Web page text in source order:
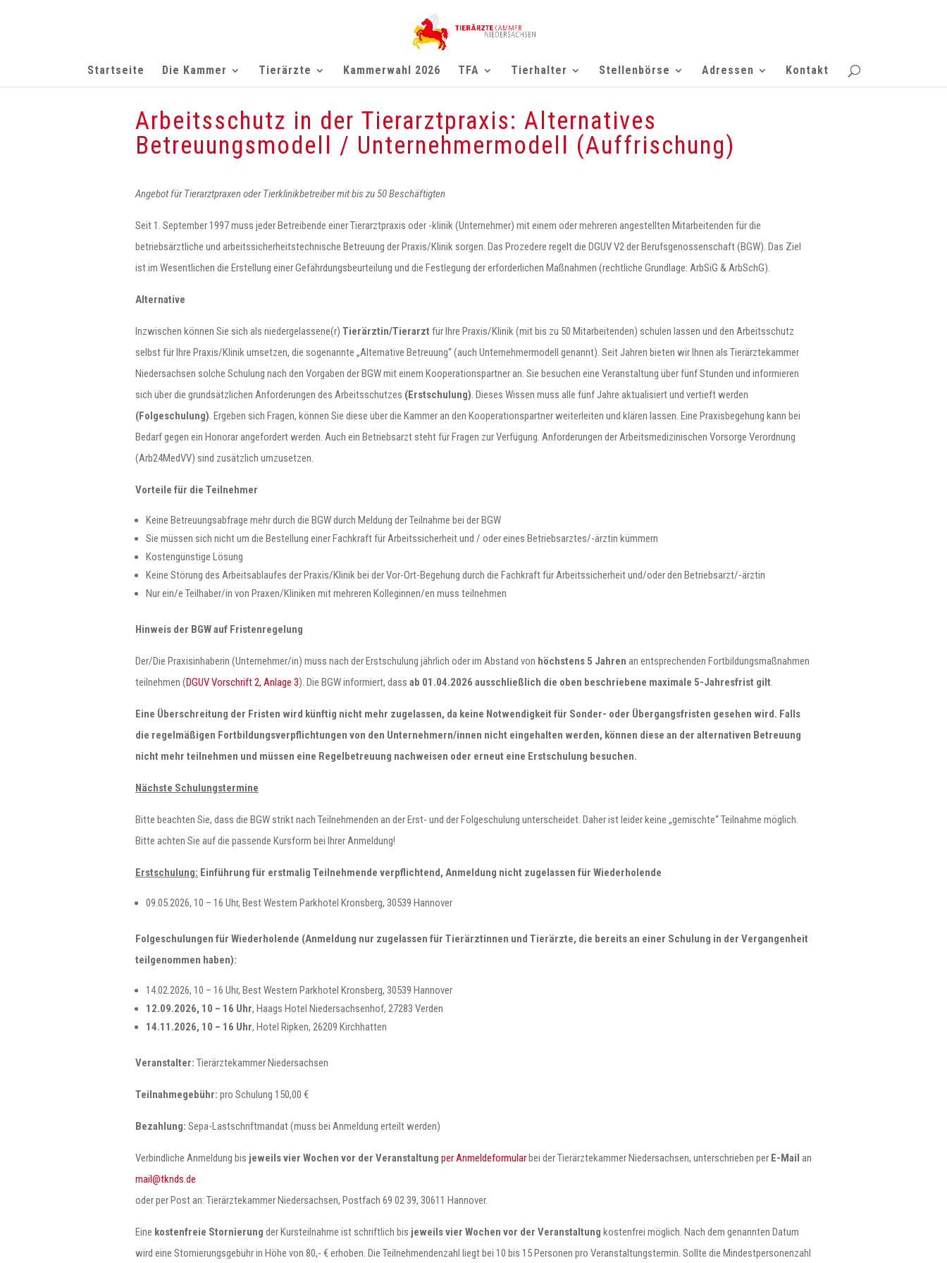
Startseite Die Kammer Tierärzte Kammerwahl 2026 TFA Tierhalter Stellenbörse Adressen Kontakt
Arbeitsschutz in der Tierarztpraxis: Alternatives
Betreuungsmodell / Unternehmermodell (Auffrischung)
Angebot für Tierarztpraxen oder Tierklinikbetreiber mit bis zu 50 Beschäftigten
Seit 1. September 1997 muss jeder Betreibende einer Tierarztpraxis oder -klinik (Unternehmer) mit einem oder mehreren angestellten Mitarbeitenden für die
betriebsärztliche und arbeitssicherheitstechnische Betreuung der Praxis/Klinik sorgen. Das Prozedere regelt die DGUV V2 der Berufsgenossenschaft (BGW). Das Ziel
ist im Wesentlichen die Erstellung einer Gefährdungsbeurteilung und die Festlegung der erforderlichen Maßnahmen (rechtliche Grundlage: ArbSiG & ArbSchG).
Alternative
Inzwischen können Sie sich als niedergelassene(r) Tierärztin/Tierarzt für Ihre Praxis/Klinik (mit bis zu 50 Mitarbeitenden) schulen lassen und den Arbeitsschutz
selbst für Ihre Praxis/Klinik umsetzen, die sogenannte „Alternative Betreuung“ (auch Unternehmermodell genannt). Seit Jahren bieten wir Ihnen als Tierärztekammer
Niedersachsen solche Schulung nach den Vorgaben der BGW mit einem Kooperationspartner an. Sie besuchen eine Veranstaltung über fünf Stunden und informieren
sich über die grundsätzlichen Anforderungen des Arbeitsschutzes (Erstschulung). Dieses Wissen muss alle fünf Jahre aktualisiert und vertieft werden
(Folgeschulung). Ergeben sich Fragen, können Sie diese über die Kammer an den Kooperationspartner weiterleiten und klären lassen. Eine Praxisbegehung kann bei
Bedarf gegen ein Honorar angefordert werden. Auch ein Betriebsarzt steht für Fragen zur Verfügung. Anforderungen der Arbeitsmedizinischen Vorsorge Verordnung
(Arb24MedVV) sind zusätzlich umzusetzen.
Vorteile für die Teilnehmer
Keine Betreuungsabfrage mehr durch die BGW durch Meldung der Teilnahme bei der BGW
Sie müssen sich nicht um die Bestellung einer Fachkraft für Arbeitssicherheit und / oder eines Betriebsarztes/-ärztin kümmern
Kostengünstige Lösung
Keine Störung des Arbeitsablaufes der Praxis/Klinik bei der Vor-Ort-Begehung durch die Fachkraft für Arbeitssicherheit und/oder den Betriebsarzt/-ärztin
Nur ein/e Teilhaber/in von Praxen/Kliniken mit mehreren Kolleginnen/en muss teilnehmen
Hinweis der BGW auf Fristenregelung
Der/Die Praxisinhaberin (Unternehmer/in) muss nach der Erstschulung jährlich oder im Abstand von höchstens 5 Jahren an entsprechenden Fortbildungsmaßnahmen
teilnehmen (DGUV Vorschrift 2, Anlage 3). Die BGW informiert, dass ab 01.04.2026 ausschließlich die oben beschriebene maximale 5-Jahresfrist gilt.
Eine Überschreitung der Fristen wird künftig nicht mehr zugelassen, da keine Notwendigkeit für Sonder- oder Übergangsfristen gesehen wird. Falls
die regelmäßigen Fortbildungsverpflichtungen von den Unternehmern/innen nicht eingehalten werden, können diese an der alternativen Betreuung
nicht mehr teilnehmen und müssen eine Regelbetreuung nachweisen oder erneut eine Erstschulung besuchen.
Nächste Schulungstermine
Bitte beachten Sie, dass die BGW strikt nach Teilnehmenden an der Erst- und der Folgeschulung unterscheidet. Daher ist leider keine „gemischte“ Teilnahme möglich.
Bitte achten Sie auf die passende Kursform bei Ihrer Anmeldung!
Erstschulung: Einführung für erstmalig Teilnehmende verpflichtend, Anmeldung nicht zugelassen für Wiederholende
09.05.2026, 10 – 16 Uhr, Best Western Parkhotel Kronsberg, 30539 Hannover
Folgeschulungen für Wiederholende (Anmeldung nur zugelassen für Tierärztinnen und Tierärzte, die bereits an einer Schulung in der Vergangenheit
teilgenommen haben):
14.02.2026, 10 – 16 Uhr, Best Western Parkhotel Kronsberg, 30539 Hannover
12.09.2026, 10 – 16 Uhr, Haags Hotel Niedersachsenhof, 27283 Verden
14.11.2026, 10 – 16 Uhr, Hotel Ripken, 26209 Kirchhatten
Veranstalter: Tierärztekammer Niedersachsen
Teilnahmegebühr: pro Schulung 150,00 €
Bezahlung: Sepa-Lastschriftmandat (muss bei Anmeldung erteilt werden)
Verbindliche Anmeldung bis jeweils vier Wochen vor der Veranstaltung per Anmeldeformular bei der Tierärztekammer Niedersachsen, unterschrieben per E-Mail an
mail @tknds.de
oder per Post an: Tierärztekammer Niedersachsen, Postfach 69 02 39, 30611 Hannover.
Eine kostenfreie Stornierung der Kursteilnahme ist schriftlich bis jeweils vier Wochen vor der Veranstaltung kostenfrei möglich. Nach dem genannten Datum
wird eine Stornierungsgebühr in Höhe von 80,- € erhoben. Die Teilnehmendenzahl liegt bei 10 bis 15 Personen pro Veranstaltungstermin. Sollte die Mindestpersonenzahl